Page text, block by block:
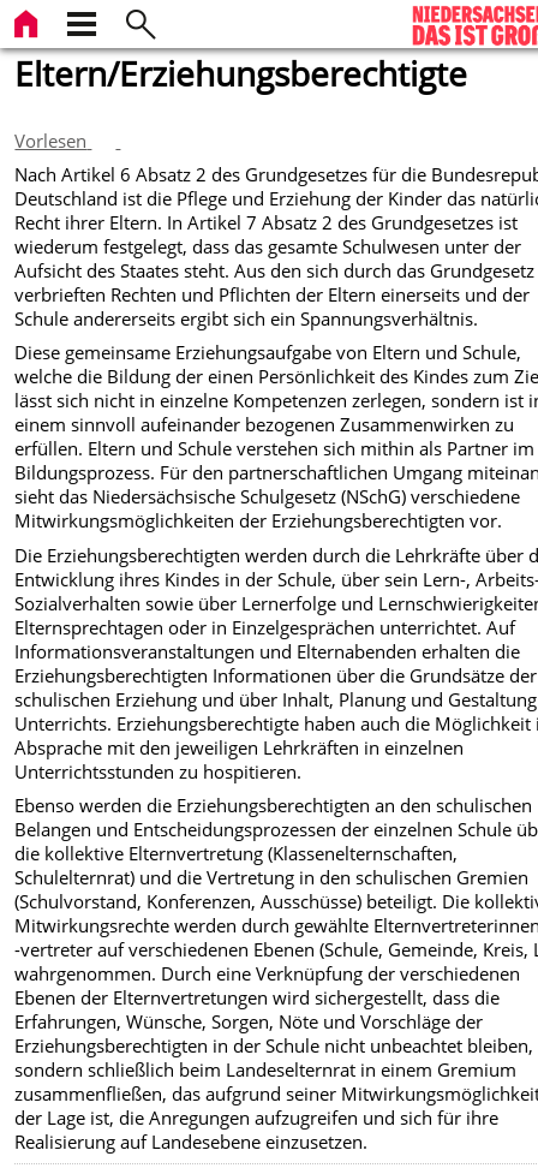
Eltern/Erziehungsberechtigte
Vorlesen
Nach Artikel 6 Absatz 2 des Grundgesetzes für die
Deutschland ist die Pflege und Erziehung der Kinder das
Recht ihrer Eltern. In Artikel 7 Absatz 2 des Grundgesetzes ist
wiederum festgelegt, dass das gesamte Schulwesen unter der
Aufsicht des Staates steht. Aus den sich durch das Grundgesetz
verbrieften Rechten und Pflichten der Eltern einerseits und der
Schule andererseits ergibt sich ein Spannungsverhältnis.
Diese gemeinsame Erziehungsaufgabe von Eltern und Schule,
welche die Bildung der einen Persönlichkeit des Kindes zum
lässt sich nicht in einzelne Kompetenzen zerlegen, sondern ist
einem sinnvoll aufeinander bezogenen Zusammenwirken zu
erfüllen. Eltern und Schule verstehen sich mithin als Partner im
Bildungsprozess. Für den partnerschaftlichen Umgang
sieht das Niedersächsische Schulgesetz (NSchG) verschiedene
Mitwirkungsmöglichkeiten der Erziehungsberechtigten vor.
Die Erziehungsberechtigten werden durch die Lehrkräfte über
Entwicklung ihres Kindes in der Schule, über sein Lern-,
Sozialverhalten sowie über Lernerfolge und
Elternsprechtagen oder in Einzelgesprächen unterrichtet. Auf
Informationsveranstaltungen und Elternabenden erhalten die
Erziehungsberechtigten Informationen über die Grundsätze der
schulischen Erziehung und über Inhalt, Planung und
Unterrichts. Erziehungsberechtigte haben auch die Möglichkeit
Absprache mit den jeweiligen Lehrkräften in einzelnen
Unterrichtsstunden zu hospitieren.
Ebenso werden die Erziehungsberechtigten an den schulischen
Belangen und Entscheidungsprozessen der einzelnen Schule
die kollektive Elternvertretung (Klassenelternschaften,
Schulelternrat) und die Vertretung in den schulischen Gremien
(Schulvorstand, Konferenzen, Ausschüsse) beteiligt. Die
Mitwirkungsrechte werden durch gewählte
-vertreter auf verschiedenen Ebenen (Schule, Gemeinde, Kreis,
wahrgenommen. Durch eine Verknüpfung der verschiedenen
Ebenen der Elternvertretungen wird sichergestellt, dass die
Erfahrungen, Wünsche, Sorgen, Nöte und Vorschläge der
Erziehungsberechtigten in der Schule nicht unbeachtet bleiben,
sondern schließlich beim Landeselternrat in einem Gremium
zusammenfließen, das aufgrund seiner
der Lage ist, die Anregungen aufzugreifen und sich für ihre
Realisierung auf Landesebene einzusetzen.